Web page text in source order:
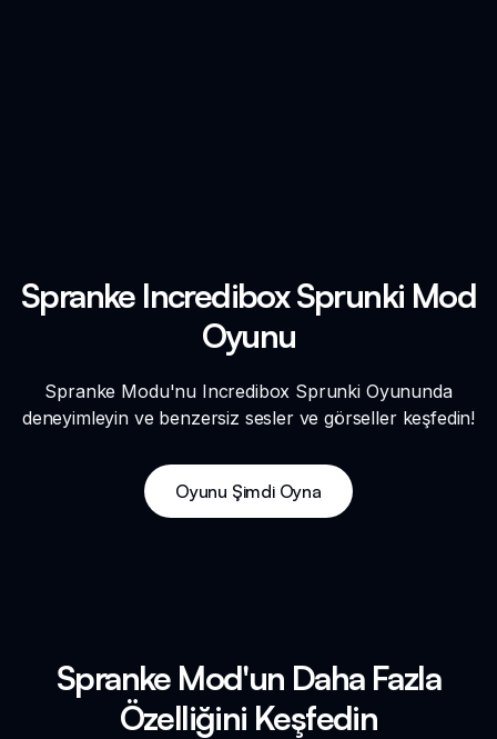
Spranke Incredibox Sprunki Mod
Oyunu
Spranke Modu'nu Incredibox Sprunki Oyununda
deneyimleyin ve benzersiz sesler ve görseller keşfedin!
Oyunu Şimdi Oyna
Spranke Mod'un Daha Fazla
Özelliğini Keşfedin